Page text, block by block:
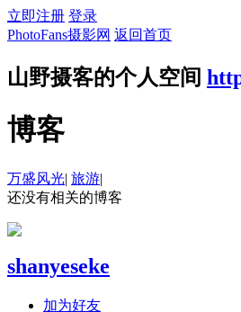
立即注册 登录
PhotoFans摄影网 返回首页
山野摄客的个人空间
博客
万盛风光| 旅游|
还没有相关的博客
shanyeseke
加为好友